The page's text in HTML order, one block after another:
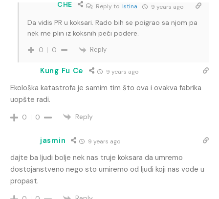
CHE Reply to Istina 9 years ago
Da vidis PR u koksari. Rado bih se poigrao sa njom pa
nek me plin iz koksnih peći podere.
0 0 Reply
Kung Fu Ce 9 years ago
Ekološka katastrofa je samim tim što ova i ovakva fabrika
uopšte radi.
0 0 Reply
jasmin 9 years ago
dajte ba ljudi bolje nek nas truje koksara da umremo
dostojanstveno nego sto umiremo od ljudi koji nas vode u
propast.